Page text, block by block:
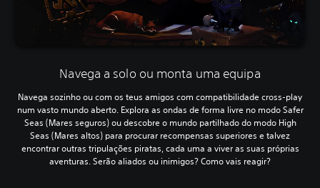
Navega a solo ou monta uma equipa
Navega sozinho ou com os teus amigos com compatibilidade cross-play
num vasto mundo aberto. Explora as ondas de forma livre no modo Safer
Seas (Mares seguros) ou descobre o mundo partilhado do modo High
Seas (Mares altos) para procurar recompensas superiores e talvez
encontrar outras tripulações piratas, cada uma a viver as suas próprias
aventuras. Serão aliados ou inimigos? Como vais reagir?